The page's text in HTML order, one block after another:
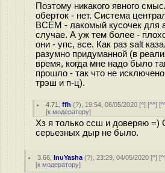
Поэтому никакого явного
оберток - нет. Система
ВСЕМ - лакомый кусочек для
случае. А уж тем более -
они - упс, все. Как раз salt
разумно придуманной (в
время, когда мне надо было
прошло - так что не
трэш и п-ц).
4.71 ,ffh (?), 19:54, 06/05/2020 [^] [^^] [
[к модератору]
Хз я только ссш и доверяю =)
серьезных дыр не было.
3.66 ,InuYasha (?), 23:29, 04/05/2020 [^] [
[к модератору]